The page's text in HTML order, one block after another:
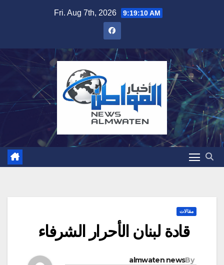
Fri. Aug 7th, 2026 9:19:11 AM
مقالات
قادة لبنان الأحرار الشرفاء
By
almwaten news